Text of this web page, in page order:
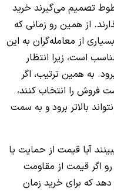
تصمیم‌ می‌گیرند خرید
از همین رو زمانی که
از معامله‌گران به این
است، زیرا انتظار
به همین ترتیب، اگر
را انتخاب کنند،
بالاتر برود و به سمت
آیا قیمت از حمایت یا
اگر قیمت از مقاومت
دهد که برای خرید زمان